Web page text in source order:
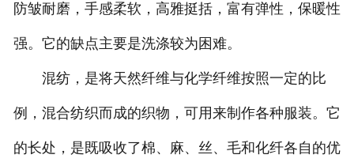
防皱耐磨，手感柔软，高雅挺括，富有弹性，保暖性
强。它的缺点主要是洗涤较为困难。
混纺，是将天然纤维与化学纤维按照一定的比
例，混合纺织而成的织物，可用来制作各种服装。它
的长处，是既吸收了棉、麻、丝、毛和化纤各自的优